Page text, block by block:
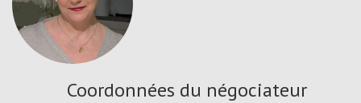
Coordonnées du négociateur